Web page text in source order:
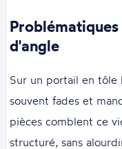
d'angle
Sur un portail en tôle
souvent fades et
pièces comblent ce
structuré, sans